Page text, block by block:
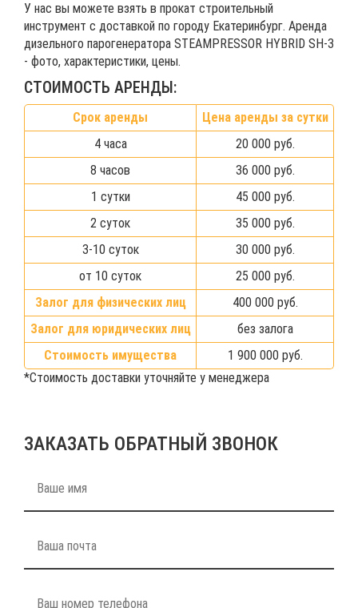
У нас вы можете взять в прокат строительный
инструмент с доставкой по городу Екатеринбург. Аренда
дизельного парогенератора STEAMPRESSOR HYBRID SH-3
- фото, характеристики, цены.
СТОИМОСТЬ АРЕНДЫ:
Срок аренды
Цена аренды за сутки
4 часа
20 000 руб.
8 часов
36 000 руб.
1 сутки
45 000 руб.
2 суток
35 000 руб.
3-10 суток
30 000 руб.
от 10 суток
25 000 руб.
Залог для физических лиц
400 000 руб.
Залог для юридических лиц
без залога
Стоимость имущества
1 900 000 руб.
*Стоимость доставки уточняйте у менеджера
ЗАКАЗАТЬ ОБРАТНЫЙ ЗВОНОК